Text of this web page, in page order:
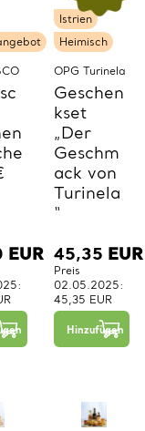
EUR
1 +
Heimisch
Istrien
OPG Turinela
Geschen
kset
„Der
Geschm
ack von
Turinela
“
45,35 EUR
Preis
02.05.2025:
45,35 EUR
Hinzufügen